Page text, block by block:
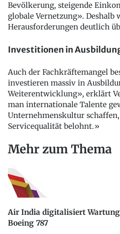
Bevölkerung, steigende
globale Vernetzung». Deshalb
Herausforderungen deutlich
Investitionen in
Auch der Fachkräftemangel
investieren massiv in
Weiterentwicklung», erklärt
man internationale Talente
Unternehmenskultur
Servicequalität belohnt.»
Mehr zum Thema
Air India digitalisiert
Boeing 787